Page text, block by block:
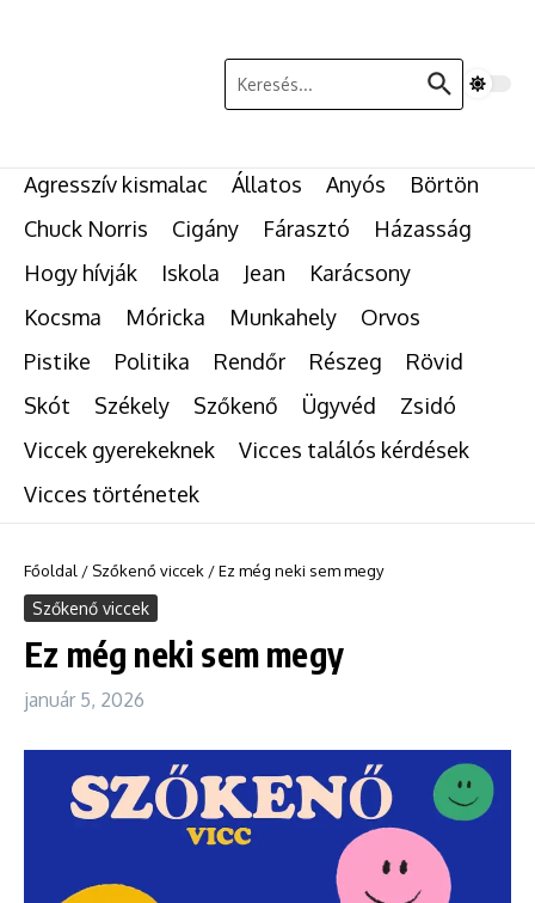
Keresés:
Agresszív kismalac Állatos Anyós
Börtön
Chuck Norris
Cigány Fárasztó
Házasság
Hogy hívják
Iskola Jean
Karácsony
Kocsma
Móricka Munkahely
Orvos
Pistike
Politika Rendőr Részeg
Rövid
Skót
Székely Szőkenő Ügyvéd
Zsidó
Viccek gyerekeknek
Vicces találós kérdések
Vicces történetek
Főoldal / Szőkenő viccek /Ez még neki sem megy
Szőkenő viccek
Ez még neki sem megy
január 5, 2026